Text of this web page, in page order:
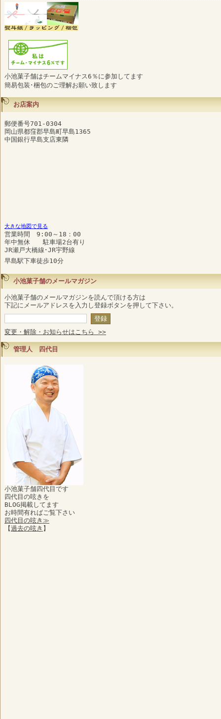
小池菓子舗はチームマイナス6％に参加してます
簡易包装･梱包のご理解お願い致します
お店案内
郵便番号701-0304
岡山県都窪郡早島町早島1365
中国銀行早島支店東隣
大きな地図で見る
営業時間 9:00～18：00
年中無休 駐車場2台有り
JR瀬戸大橋線･JR宇野線
早島駅下車徒歩10分
小池菓子舗のメールマガジン
小池菓子舗のメールマガジンを読んで頂ける方は
下記にメールアドレスを入力し登録ボタンを押して下さい。
変更・解除・お知らせはこちら >>
管理人 四代目
小池菓子舗四代目です
四代目の呟きを
BLOG掲載してます
お時間有ればご覧下さい
四代目の呟き≫
【過去の呟き 】